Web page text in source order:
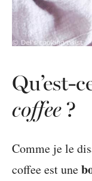
Qu’est-
coffee ?
Comme je le
coffee est une